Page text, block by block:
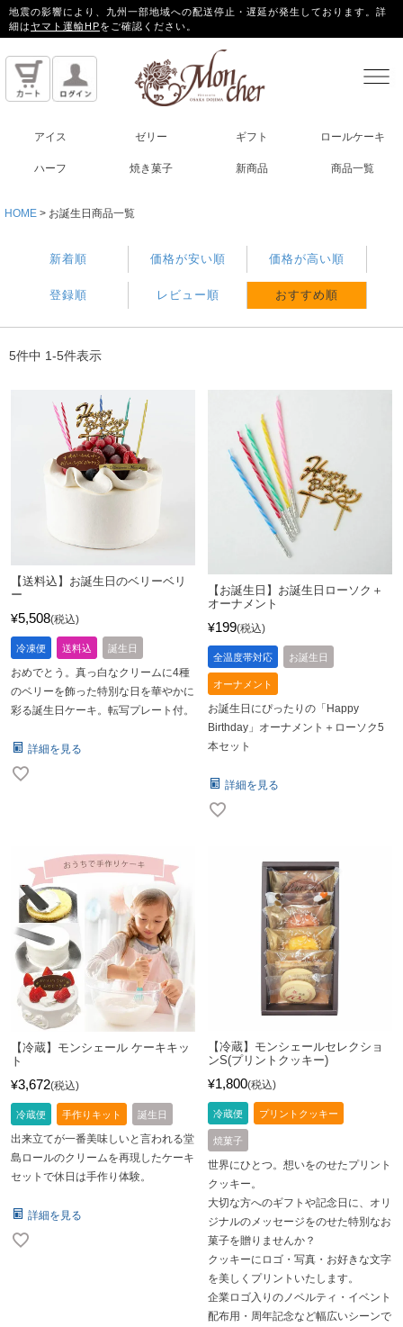
地震の影響により、九州一部地域への配送停止・遅延が発生しております。詳
細はヤマト運輸HPをご確認ください。
アイス ゼリー ギフト ロールケーキ
ハーフ 焼き菓子 新商品 商品一覧
HOME お誕生日商品一覧
新着順 価格が安い順 価格が高い順
登録順 レビュー順 おすすめ順
5件中 1-5件表示
【送料込】お誕生日のベリーベリ
ー
¥5,508 税込
冷凍便 送料込 誕生日
おめでとう。真っ白なクリームに4種
のベリーを飾った特別な日を華やかに
彩る誕生日ケーキ。転写プレート付。
詳細を見る
【お誕生日】お誕生日ローソク＋
オーナメント
¥199 税込
全温度帯対応 お誕生日
オーナメント
お誕生日にぴったりの「Happy
Birthday」オーナメント＋ローソク5
本セット
詳細を見る
【冷蔵】モンシェール ケーキキッ
ト
¥3,672 税込
冷蔵便 手作りキット 誕生日
出来立てが一番美味しいと言われる堂
島ロールのクリームを再現したケーキ
セットで休日は手作り体験。
詳細を見る
【冷蔵】モンシェールセレクショ
ンS(プリントクッキー)
¥1,800 税込
冷蔵便 プリントクッキー
焼菓子
世界にひとつ。想いをのせたプリント
クッキー。
大切な方へのギフトや記念日に、オリ
ジナルのメッセージをのせた特別なお
菓子を贈りませんか？
クッキーにロゴ・写真・お好きな文字
を美しくプリントいたします。
企業ロゴ入りのノベルティ・イベント
配布用・周年記念など幅広いシーンで